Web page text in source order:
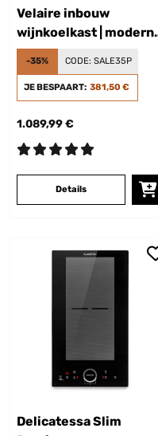
Velaire inbouw
wijnkoelkast | modern,
elegant | UV-
bescherming | dual
zone | 46 flessen
-35% CODE: SALE35P
JE BESPAART: 381,50 €
1.089,99 €
Details
Delicatessa Slim